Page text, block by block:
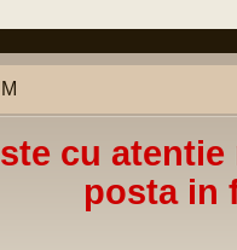
cu
posta in